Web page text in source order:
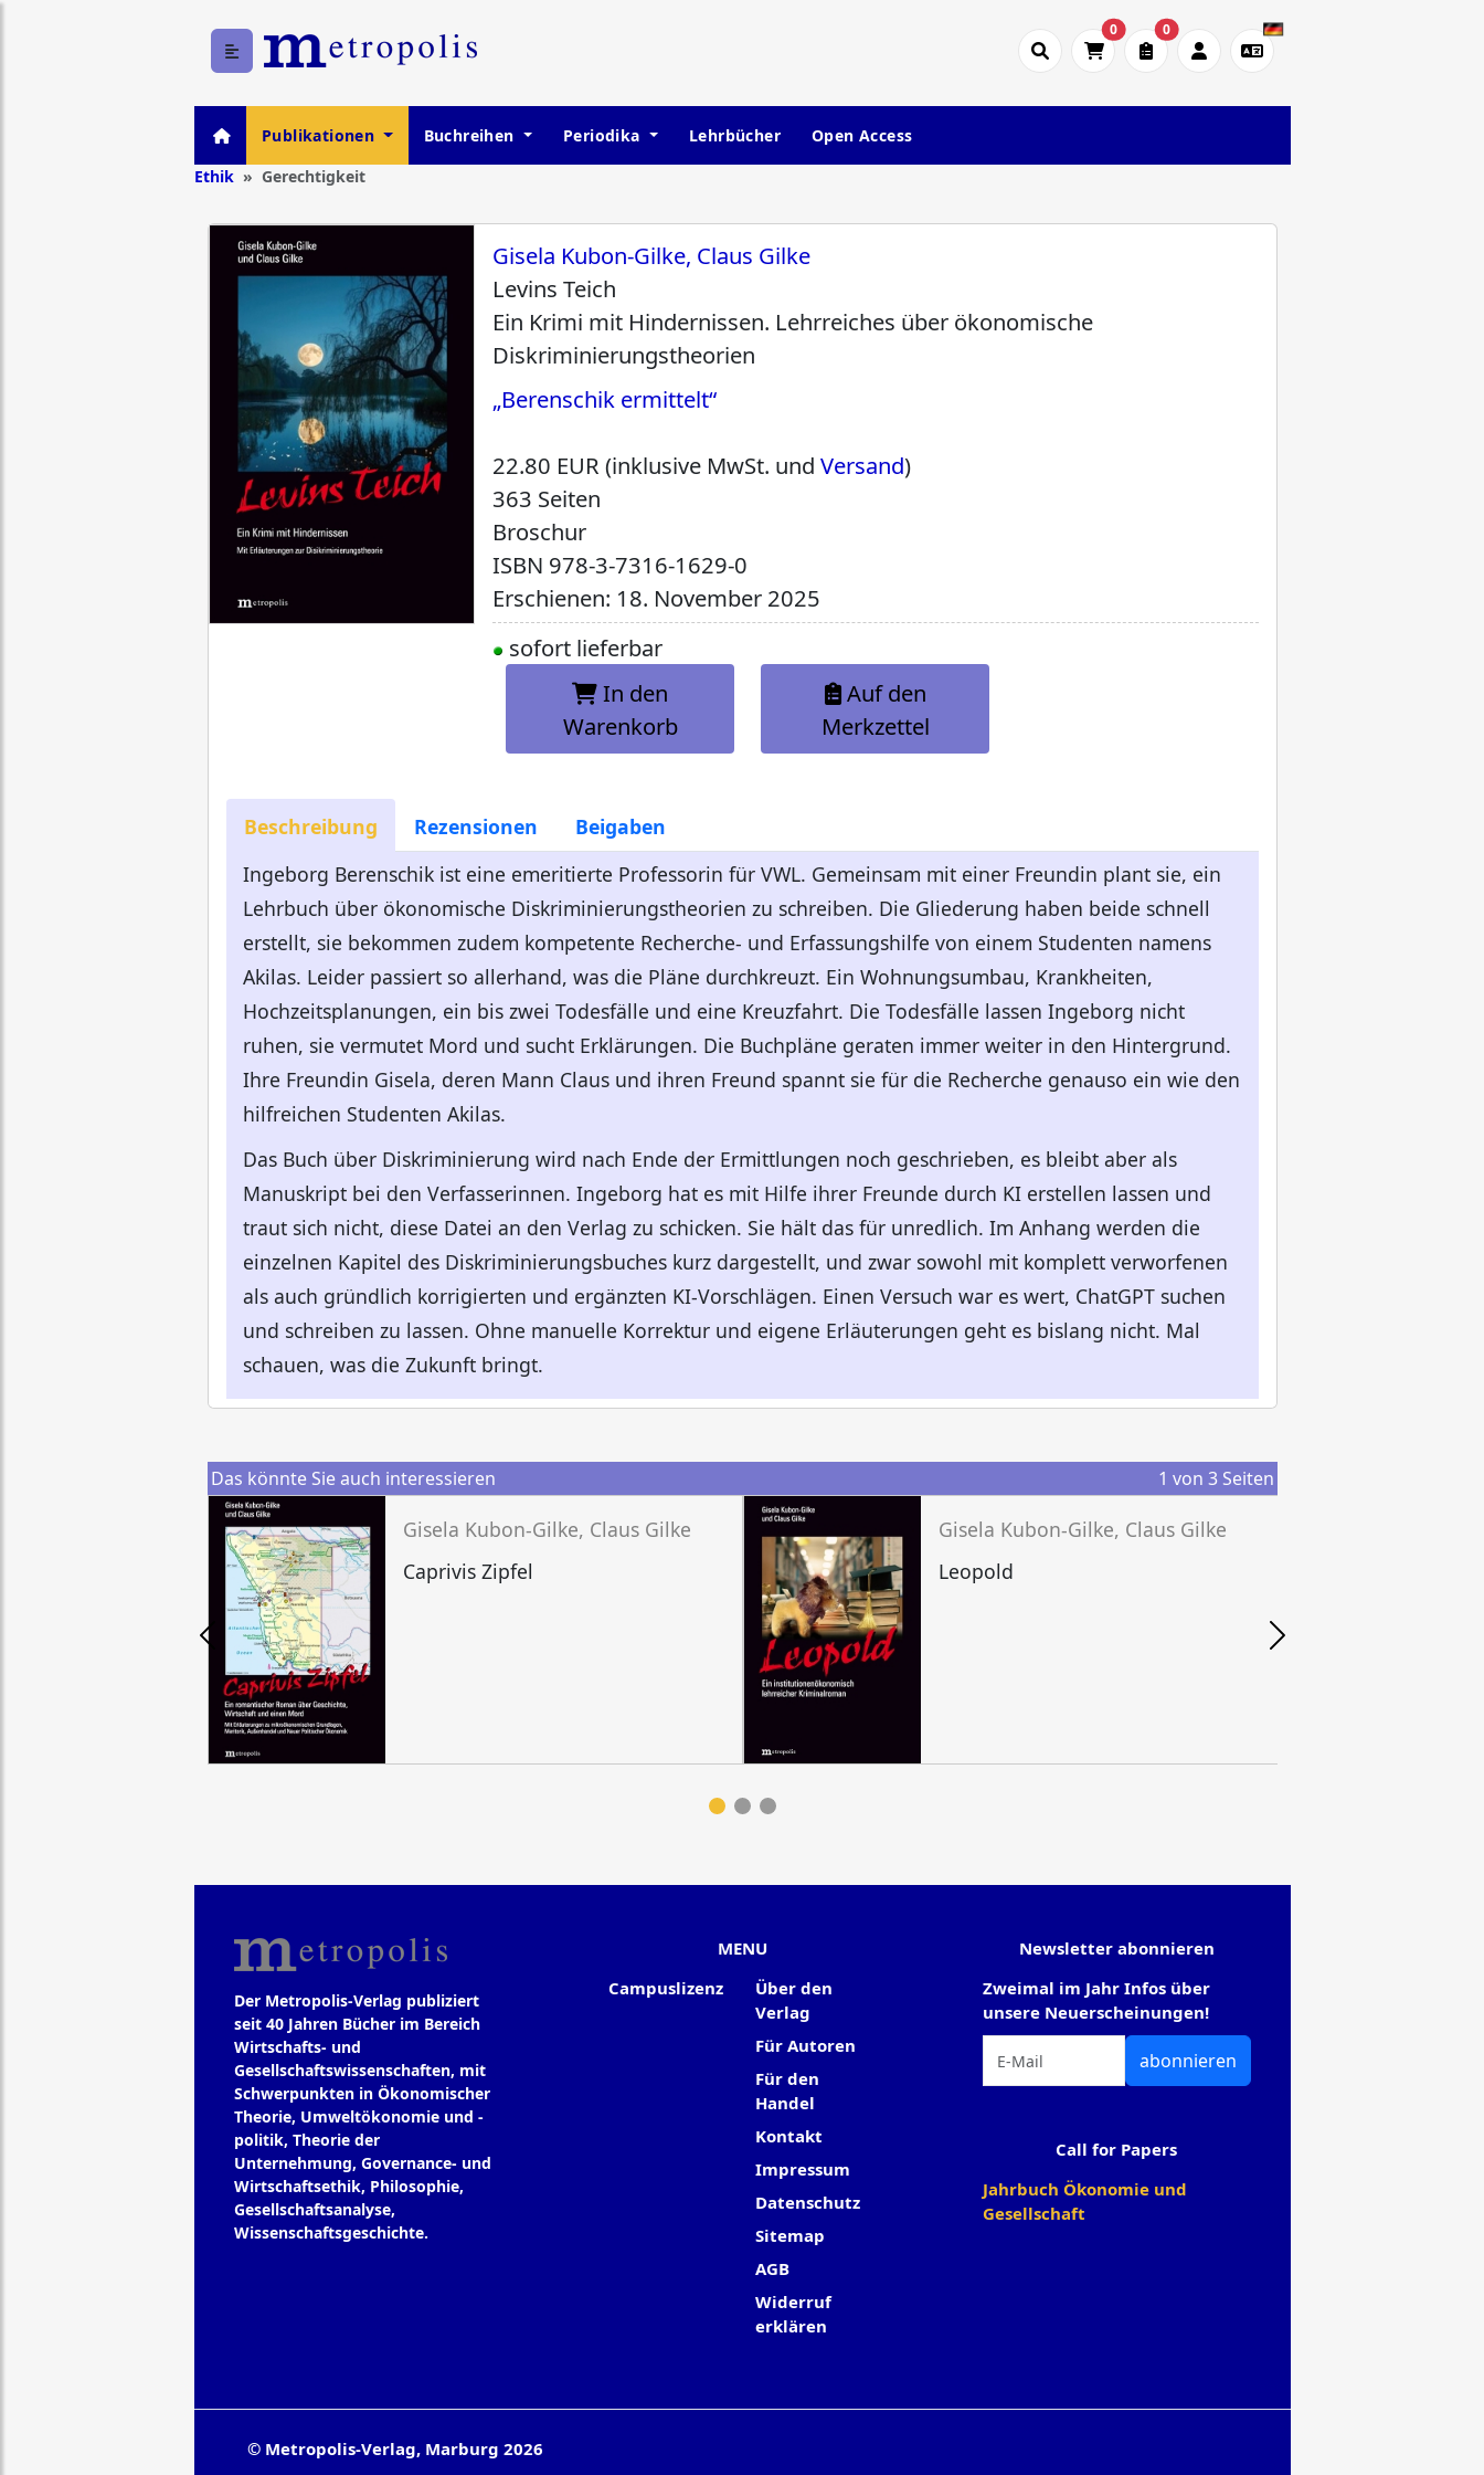
0 0
Publikationen Buchreihen Periodika Lehrbücher
Open Access
Ethik
Gerechtigkeit
Gisela Kubon-Gilke, Claus Gilke
Levins Teich
Ein Krimi mit Hindernissen. Lehrreiches über ökonomische
Diskriminierungstheorien
„Berenschik ermittelt“
22.80 EUR (inklusive MwSt. undVersand)
363 Seiten
Broschur
ISBN 978-3-7316-1629-0
Erschienen: 18. November 2025
sofort lieferbar
In den
Warenkorb
Auf den
Merkzettel
Beschreibung Rezensionen
Beigaben
Ingeborg Berenschik ist eine emeritierte Professorin für VWL. Gemeinsam mit einer Freundin plant sie, ein
Lehrbuch über ökonomische Diskriminierungstheorien zu schreiben. Die Gliederung haben beide schnell
erstellt, sie bekommen zudem kompetente Recherche- und Erfassungshilfe von einem Studenten namens
Akilas. Leider passiert so allerhand, was die Pläne durchkreuzt. Ein Wohnungsumbau, Krankheiten,
Hochzeitsplanungen, ein bis zwei Todesfälle und eine Kreuzfahrt. Die Todesfälle lassen Ingeborg nicht
ruhen, sie vermutet Mord und sucht Erklärungen. Die Buchpläne geraten immer weiter in den Hintergrund.
Ihre Freundin Gisela, deren Mann Claus und ihren Freund spannt sie für die Recherche genauso ein wie den
hilfreichen Studenten Akilas.
Das Buch über Diskriminierung wird nach Ende der Ermittlungen noch geschrieben, es bleibt aber als
Manuskript bei den Verfasserinnen. Ingeborg hat es mit Hilfe ihrer Freunde durch KI erstellen lassen und
traut sich nicht, diese Datei an den Verlag zu schicken. Sie hält das für unredlich. Im Anhang werden die
einzelnen Kapitel des Diskriminierungsbuches kurz dargestellt, und zwar sowohl mit komplett verworfenen
als auch gründlich korrigierten und ergänzten KI-Vorschlägen. Einen Versuch war es wert, ChatGPT suchen
und schreiben zu lassen. Ohne manuelle Korrektur und eigene Erläuterungen geht es bislang nicht. Mal
schauen, was die Zukunft bringt.
Das könnte Sie auch interessieren 1 von 3Seiten
Gisela Kubon-Gilke, Claus Gilke
Caprivis Zipfel
Gisela Kubon-Gilke, Claus Gilke
Leopold
Der Metropolis-Verlag publiziert
seit 40 Jahren Bücher im Bereich
Wirtschafts- und
Gesellschaftswissenschaften, mit
Schwerpunkten in Ökonomischer
Theorie, Umweltökonomie und -
politik, Theorie der
Unternehmung, Governance- und
Wirtschaftsethik, Philosophie,
Gesellschaftsanalyse,
Wissenschaftsgeschichte.
MENU
Campuslizenz
Über den
Verlag
Für Autoren
Für den
Handel
Kontakt
Impressum
Datenschutz
Sitemap
AGB
Widerruf
erklären
Newsletter abonnieren
Zweimal im Jahr Infos über
unsere Neuerscheinungen!
abonnieren
Call for Papers
Jahrbuch Ökonomie und
Gesellschaft
© Metropolis-Verlag, Marburg 2026